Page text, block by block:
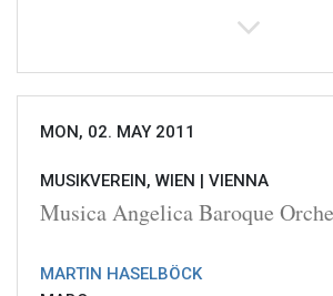
MON, 02. MAY 2011
MUSIKVEREIN, WIEN | VIENNA
Musica Angelica Baroque
MARTIN HASELBÖCK